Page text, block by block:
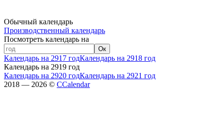
Обычный календарь
Производственный календарь
Посмотреть календарь на
Ок
Календарь на 2917 годКалендарь на 2918 год
Календарь на 2919 год
Календарь на 2920 годКалендарь на 2921 год
2018 — 2026 © CCalendar